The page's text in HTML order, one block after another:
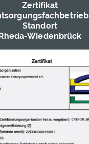
Zertifikat
Standort
Rheda-Wieden­brück